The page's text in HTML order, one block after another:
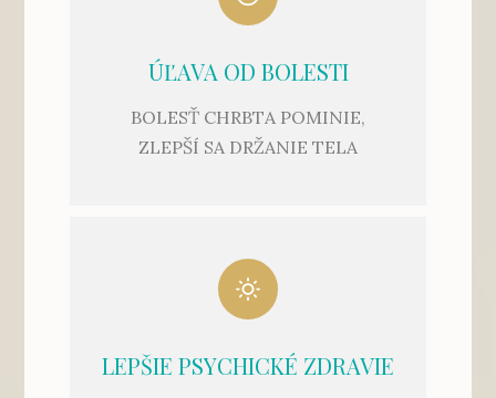
ÚĽAVA OD BOLESTI
BOLESŤ CHRBTA POMINIE,
ZLEPŠÍ SA DRŽANIE TELA
LEPŠIE PSYCHICKÉ ZDRAVIE